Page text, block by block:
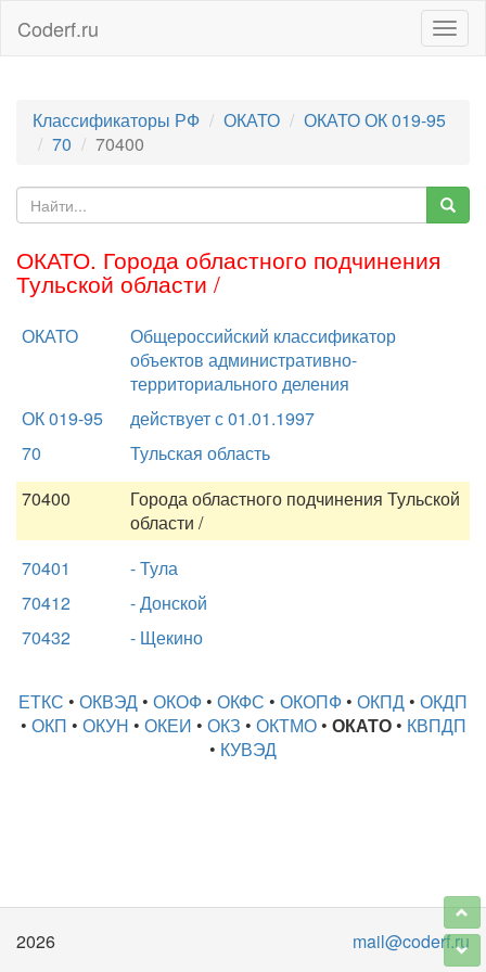
Coderf.ru
Классификаторы РФ ОКАТО
ОКАТО ОК 019-95
70
70400
ОКАТО. Города областного подчинения
Тульской области /
ОКАТО
Общероссийский классификатор
объектов административно-
территориального деления
ОК 019-95
действует с 01.01.1997
70
Тульская область
70400
Города областного подчинения Тульской
области /
70401
- Тула
70412
- Донской
70432
- Щекино
ЕТКС • ОКВЭД • ОКОФ • ОКФС • ОКОПФ • ОКПД • ОКДП
• ОКП • ОКУН • ОКЕИ • ОКЗ • ОКТМО• ОКАТО• КВПДП
• КУВЭД
2026 mail@coderf.ru